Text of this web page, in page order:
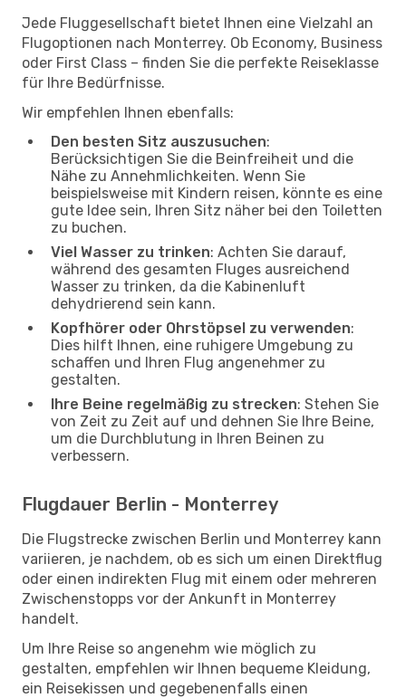
Jede Fluggesellschaft bietet Ihnen eine Vielzahl an
Flugoptionen nach Monterrey. Ob Economy, Business
oder First Class – finden Sie die perfekte Reiseklasse
für Ihre Bedürfnisse.
Wir empfehlen Ihnen ebenfalls:
Den besten Sitz auszusuchen:
Berücksichtigen Sie die Beinfreiheit und die
Nähe zu Annehmlichkeiten. Wenn Sie
beispielsweise mit Kindern reisen, könnte es eine
gute Idee sein, Ihren Sitz näher bei den Toiletten
zu buchen.
Viel Wasser zu trinken: Achten Sie darauf,
während des gesamten Fluges ausreichend
Wasser zu trinken, da die Kabinenluft
dehydrierend sein kann.
Kopfhörer oder Ohrstöpsel zu verwenden:
Dies hilft Ihnen, eine ruhigere Umgebung zu
schaffen und Ihren Flug angenehmer zu
gestalten.
Ihre Beine regelmäßig zu strecken: Stehen Sie
von Zeit zu Zeit auf und dehnen Sie Ihre Beine,
um die Durchblutung in Ihren Beinen zu
verbessern.
Flugdauer Berlin - Monterrey
Die Flugstrecke zwischen Berlin und Monterrey kann
variieren, je nachdem, ob es sich um einen Direktflug
oder einen indirekten Flug mit einem oder mehreren
Zwischenstopps vor der Ankunft in Monterrey
handelt.
Um Ihre Reise so angenehm wie möglich zu
gestalten, empfehlen wir Ihnen bequeme Kleidung,
ein Reisekissen und gegebenenfalls einen